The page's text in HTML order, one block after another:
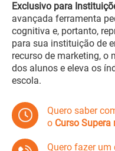
Exclusivo para
avançada ferramenta
cognitiva e, portanto,
para sua instituição de
recurso de marketing, o
dos alunos e eleva os
escola.
Quero saber
o Curso
Quero fazer